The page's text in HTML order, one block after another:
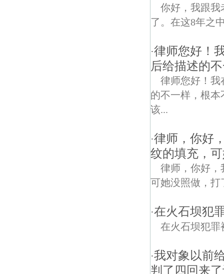
你好，我跟我
了。在这8年之
·律师您好！
后给描述的
律师您好！我
的不一样，根
该...
·律师，你好
纹的填充，
律师，你好，
可她没照做，打
·在火石坝犯
在火石坝犯罪
·我对象以前
判了四回来